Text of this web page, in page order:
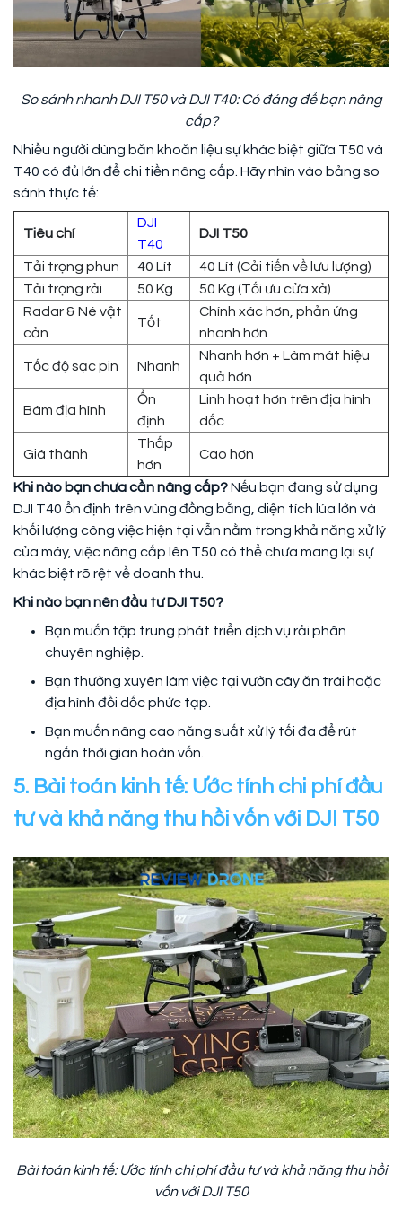
So sánh nhanh DJI T50 và DJI T40: Có đáng để bạn nâng
cấp?
Nhiều người dùng băn khoăn liệu sự khác biệt giữa T50 và
T40 có đủ lớn để chi tiền nâng cấp. Hãy nhìn vào bảng so
sánh thực tế:
Tiêu chí
DJI
T40
DJI T50
Tải trọng phun 40 Lít
40 Lít (Cải tiến về lưu lượng)
Tải trọng rải
50 Kg
50 Kg (Tối ưu cửa xả)
Radar & Né vật
cản
Tốt
Chính xác hơn, phản ứng
nhanh hơn
Tốc độ sạc pin Nhanh
Nhanh hơn + Làm mát hiệu
quả hơn
Bám địa hình
Ổn
định
Linh hoạt hơn trên địa hình
dốc
Giá thành
Thấp
hơn
Cao hơn
Khi nào bạn chưa cần nâng cấp?Nếu bạn đang sử dụng
DJI T40 ổn định trên vùng đồng bằng, diện tích lúa lớn và
khối lượng công việc hiện tại vẫn nằm trong khả năng xử lý
của máy, việc nâng cấp lên T50 có thể chưa mang lại sự
khác biệt rõ rệt về doanh thu.
Khi nào bạn nên đầu tư DJI T50?
Bạn muốn tập trung phát triển dịch vụ rải phân
chuyên nghiệp.
Bạn thường xuyên làm việc tại vườn cây ăn trái hoặc
địa hình đồi dốc phức tạp.
Bạn muốn nâng cao năng suất xử lý tối đa để rút
ngắn thời gian hoàn vốn.
5. Bài toán kinh tế: Ước tính chi phí đầu
tư và khả năng thu hồi vốn với DJI T50
Bài toán kinh tế: Ước tính chi phí đầu tư và khả năng thu hồi
vốn với DJI T50